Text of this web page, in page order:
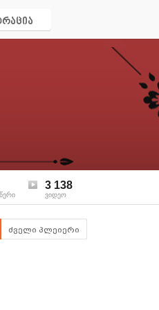
3 138
ვიდეო
ძველი პლეიერი